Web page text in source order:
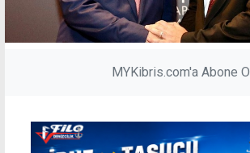
MYKibris.com'a Abone Ol